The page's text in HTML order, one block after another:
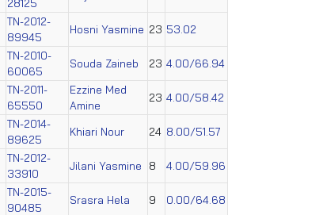
28125
TN-2012-
89945
Hosni Yasmine 23 53.02
TN-2010-
60065
Souda Zaineb 23 4.00/66.94
TN-2011-
65550
Ezzine Med
Amine
23 4.00/58.42
TN-2014-
89625
Khiari Nour 24 8.00/51.57
TN-2012-
33910
Jilani Yasmine 8 4.00/59.96
TN-2015-
90485
Srasra Hela 9 0.00/64.68